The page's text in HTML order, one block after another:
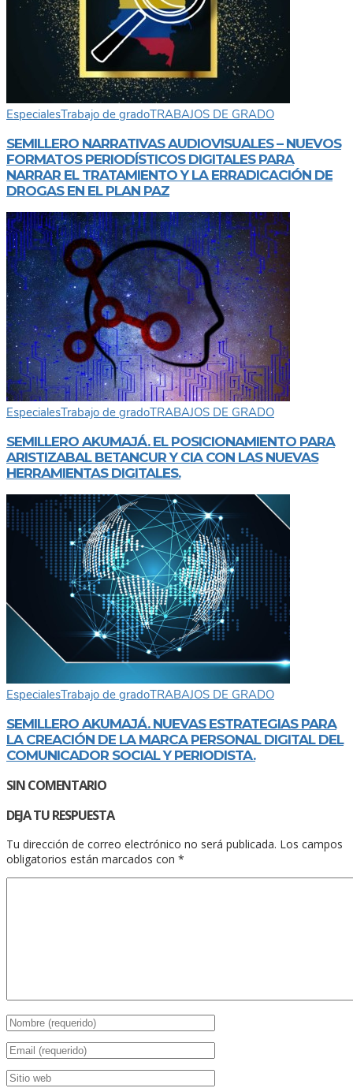
EspecialesTrabajo de gradoTRABAJOS DE GRADO
SEMILLERO NARRATIVAS AUDIOVISUALES – NUEVOS
FORMATOS PERIODÍSTICOS DIGITALES PARA
NARRAR EL TRATAMIENTO Y LA ERRADICACIÓN DE
DROGAS EN EL PLAN PAZ
EspecialesTrabajo de gradoTRABAJOS DE GRADO
SEMILLERO AKUMAJÁ. EL POSICIONAMIENTO PARA
ARISTIZABAL BETANCUR Y CIA CON LAS NUEVAS
HERRAMIENTAS DIGITALES.
EspecialesTrabajo de gradoTRABAJOS DE GRADO
SEMILLERO AKUMAJÁ. NUEVAS ESTRATEGIAS PARA
LA CREACIÓN DE LA MARCA PERSONAL DIGITAL DEL
COMUNICADOR SOCIAL Y PERIODISTA.
SIN COMENTARIO
DEJA TU RESPUESTA
Tu dirección de correo electrónico no será publicada. Los campos
obligatorios están marcados con *